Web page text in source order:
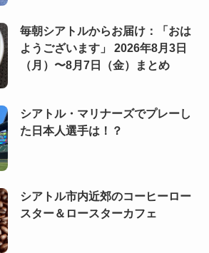
毎朝シアトルからお届け：「おは
ようございます」 2026年8月3日
（月）〜8月7日（金）まとめ
シアトル・マリナーズでプレーし
た日本人選手は！？
シアトル市内近郊のコーヒーロー
スター＆ロースターカフェ